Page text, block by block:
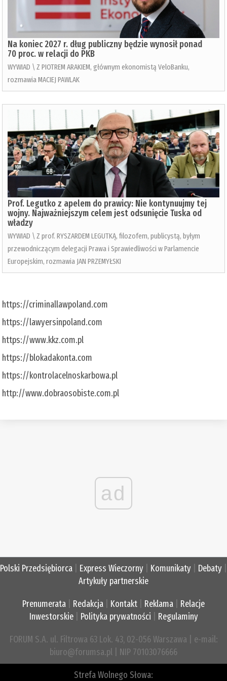
Na koniec 2027 r. dług publiczny będzie wynosił ponad
70 proc. w relacji do PKB
WYWIAD \ Z PIOTREM ARAKIEM, głównym ekonomistą VeloBanku,
rozmawia MACIEJ PAWLAK
Prof. Legutko z apelem do prawicy: Nie kontynuujmy tej
wojny. Najważniejszym celem jest odsunięcie Tuska od
władzy
WYWIAD \ Z prof. RYSZARDEM LEGUTKĄ, filozofem, publicystą, byłym
przewodniczącym delegacji Prawa i Sprawiedliwości w Parlamencie
Europejskim, rozmawia JAN PRZEMYŁSKI
https://criminallawpoland.com
https://lawyersinpoland.com
https://www.kkz.com.pl
https://blokadakonta.com
https://kontrolacelnoskarbowa.pl
http://www.dobraosobiste.com.pl
ad
Polski Przedsiębiorca Express Wieczorny Komunikaty Debaty
Artykuły partnerskie
Prenumerata Redakcja Kontakt Reklama
Relacje
Inwestorskie| Polityka prywatności Regulaminy
FORUM S.A. ul. Filtrowa 63 Lok. 43, 02-056 Warszawa | e-mail:
biuro@forumsa.pl | NIP 70103076666
Strefa Wolnego Słowa: